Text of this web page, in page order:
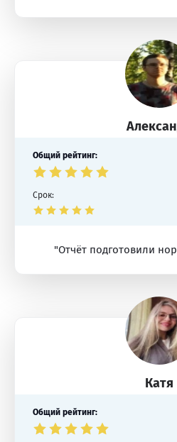
Общий рейтинг:
Срок:
"Отчёт подготовили
Катя
Общий рейтинг: